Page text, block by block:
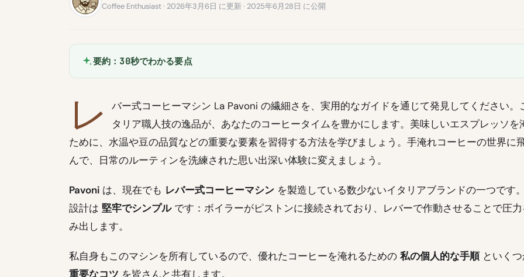
Coffee Enthusiast · 2026年3月6日 に更新 · 2025年6月28日 に公開
要約：30秒でわかる要点
レ
バー式コーヒーマシン La Pavoni の繊細さを、実用的なガイドを通じて発見してください。
タリア職人技の逸品が、あなたのコーヒータイムを豊かにします。美味しいエスプレッソを
ために、水温や豆の品質などの重要な要素を習得する方法を学びましょう。手淹れコーヒーの世界に
んで、日常のルーティンを洗練された思い出深い体験に変えましょう。
Pavoni は、現在でも レバー式コーヒーマシン を製造している数少ないイタリアブランドの一つです
設計は 堅牢でシンプルです：ボイラーがピストンに接続されており、レバーで作動させることで圧
み出します。
私自身もこのマシンを所有しているので、優れたコーヒーを淹れるための 私の個人的な手順といくつ
重要なコツ を皆さんと共有します。